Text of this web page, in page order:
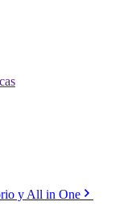
y All in One